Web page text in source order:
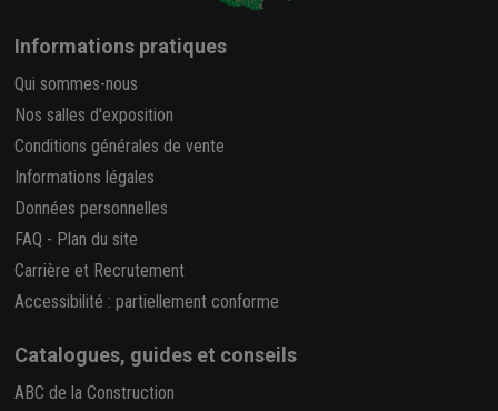
Informations pratiques
Qui sommes-nous
Nos salles d'exposition
Conditions générales de vente
Informations légales
Données personnelles
FAQ - Plan du site
Carrière et Recrutement
Accessibilité : partiellement conforme
Catalogues, guides et conseils
ABC de la Construction